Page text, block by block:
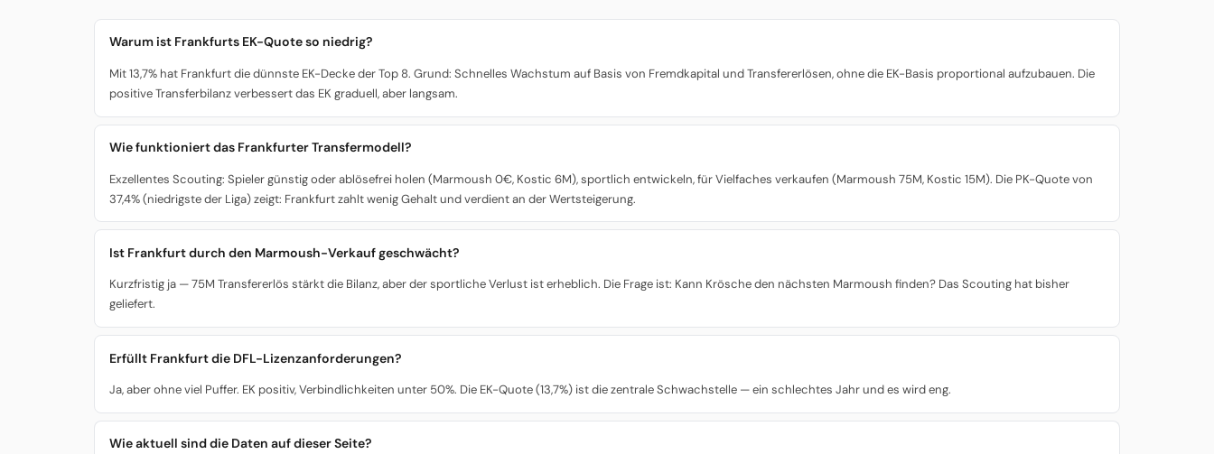
Warum ist Frankfurts EK-Quote so niedrig?
Mit 13,7% hat Frankfurt die dünnste EK-Decke der Top 8. Grund: Schnelles Wachstum auf Basis von Fremdkapital und Transfererlösen, ohne die EK-Basis proportional aufzubauen. Die
positive Transferbilanz verbessert das EK graduell, aber langsam.
Wie funktioniert das Frankfurter Transfermodell?
Exzellentes Scouting: Spieler günstig oder ablösefrei holen (Marmoush 0€, Kostic 6M), sportlich entwickeln, für Vielfaches verkaufen (Marmoush 75M, Kostic 15M). Die PK-Quote von
37,4% (niedrigste der Liga) zeigt: Frankfurt zahlt wenig Gehalt und verdient an der Wertsteigerung.
Ist Frankfurt durch den Marmoush-Verkauf geschwächt?
Kurzfristig ja — 75M Transfererlös stärkt die Bilanz, aber der sportliche Verlust ist erheblich. Die Frage ist: Kann Krösche den nächsten Marmoush finden? Das Scouting hat bisher
geliefert.
Erfüllt Frankfurt die DFL-Lizenzanforderungen?
Ja, aber ohne viel Puffer. EK positiv, Verbindlichkeiten unter 50%. Die EK-Quote (13,7%) ist die zentrale Schwachstelle — ein schlechtes Jahr und es wird eng.
Wie aktuell sind die Daten auf dieser Seite?